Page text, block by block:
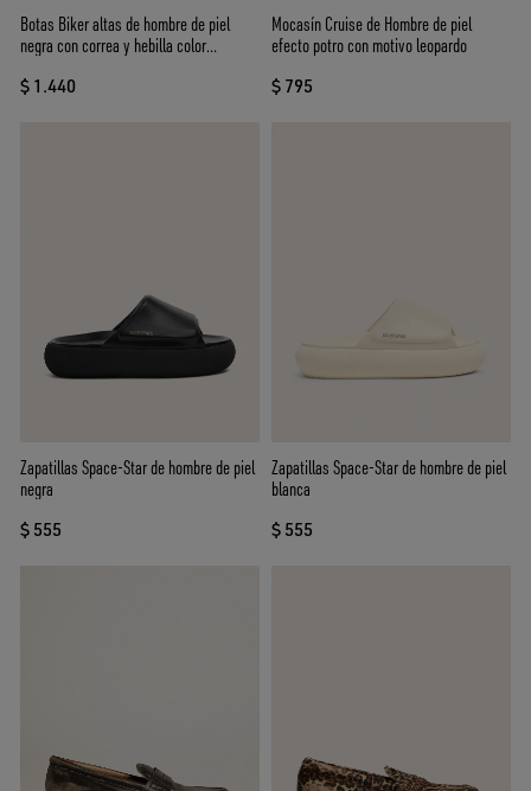
Botas Biker altas de hombre de piel
negra con correa y hebilla color
$ 1.440
Mocasín Cruise de Hombre de piel
efecto potro con motivo leopardo
$ 795
Zapatillas Space-Star de hombre de piel
negra
$ 555
Zapatillas Space-Star de hombre de piel
blanca
$ 555